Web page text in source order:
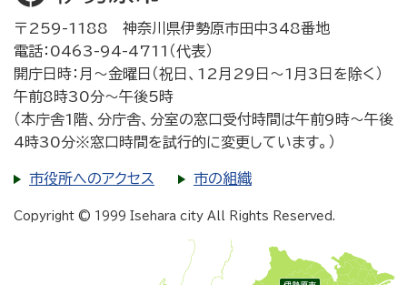
〒259-1188 神奈川県伊勢原市田中348番地
電話：0463-94-4711（代表）
開庁日時：月～金曜日（祝日、12月29日～1月3日を除く）
午前8時30分～午後5時
（本庁舎1階、分庁舎、分室の窓口受付時間は午前9時～午後
4時30分※窓口時間を試行的に変更しています。）
市役所へのアクセス 市の組織
Copyright © 1999 Isehara city All Rights Reserved.